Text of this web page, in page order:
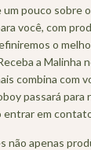
pouco sobre
você, com
o
a Malinha
combina com
passará para
entrar em
não apenas